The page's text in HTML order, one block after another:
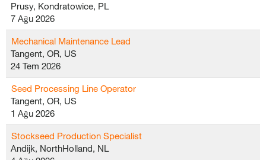
Prusy, Kondratowice, PL
7 Ağu 2026
Mechanical Maintenance Lead
Tangent, OR, US
24 Tem 2026
Seed Processing Line Operator
Tangent, OR, US
1 Ağu 2026
Stockseed Production Specialist
Andijk, NorthHolland, NL